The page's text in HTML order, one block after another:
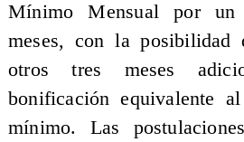
Mínimo Mensual por
meses, con la posibilidad
otros tres meses
bonificación equivalente
mínimo. Las